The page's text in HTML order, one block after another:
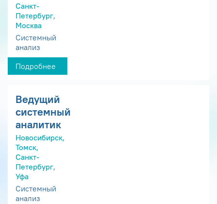
Санкт-
Петербург,
Москва
Системный
анализ
Подробнее
Ведущий
системный
аналитик
Новосибирск,
Томск,
Санкт-
Петербург,
Уфа
Системный
анализ